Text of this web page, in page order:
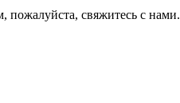
пожалуйста, свяжитесь с нами.